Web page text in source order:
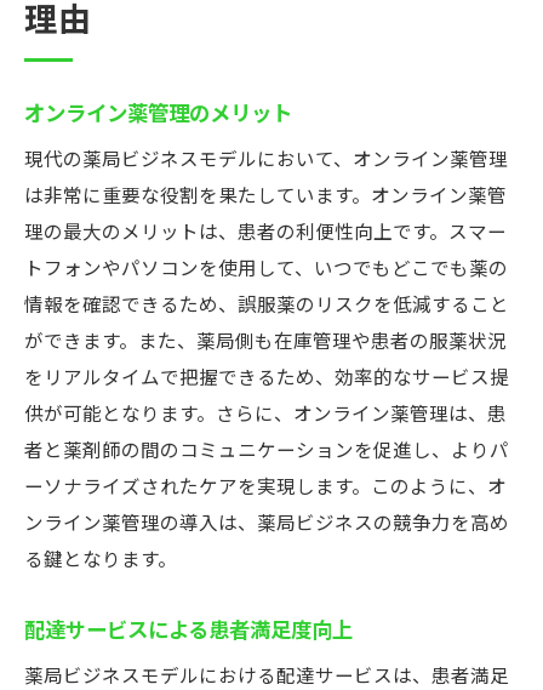
理由
オンライン薬管理のメリット
現代の薬局ビジネスモデルにおいて、オンライン薬管理
は非常に重要な役割を果たしています。オンライン薬管
理の最大のメリットは、患者の利便性向上です。スマー
トフォンやパソコンを使用して、いつでもどこでも薬の
情報を確認できるため、誤服薬のリスクを低減すること
ができます。また、薬局側も在庫管理や患者の服薬状況
をリアルタイムで把握できるため、効率的なサービス提
供が可能となります。さらに、オンライン薬管理は、患
者と薬剤師の間のコミュニケーションを促進し、よりパ
ーソナライズされたケアを実現します。このように、オ
ンライン薬管理の導入は、薬局ビジネスの競争力を高め
る鍵となります。
配達サービスによる患者満足度向上
薬局ビジネスモデルにおける配達サービスは、患者満足